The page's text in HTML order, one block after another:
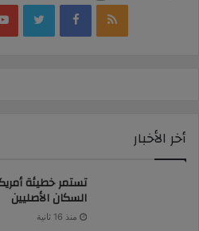
RSS
Facebook
أخر الأخبار
تستمر خطيئة
السكان الأصليين
منذ 16 ثانية